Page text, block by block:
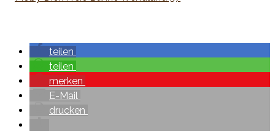
teilen
teilen
merken
E-Mail
drucken